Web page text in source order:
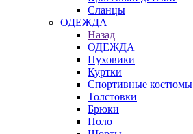
Сланцы
ОДЕЖДА
Назад
ОДЕЖДА
Пуховики
Куртки
Спортивные костюмы
Толстовки
Брюки
Поло